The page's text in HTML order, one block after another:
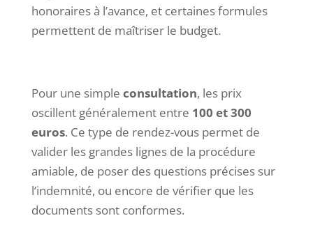
honoraires à l’avance, et certaines formules
permettent de maîtriser le budget.
Pour une simple consultation, les prix
oscillent généralement entre 100 et 300
euros. Ce type de rendez-vous permet de
valider les grandes lignes de la procédure
amiable, de poser des questions précises sur
l’indemnité, ou encore de vérifier que les
documents sont conformes.